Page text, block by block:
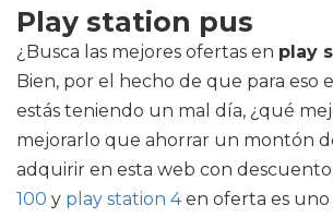
Play station pus
¿Busca las mejores ofertas en play
Bien, por el hecho de que para eso
estás teniendo un mal día, ¿qué
mejorarlo que ahorrar un montón
adquirir en esta web con
100 y play station 4en oferta es uno